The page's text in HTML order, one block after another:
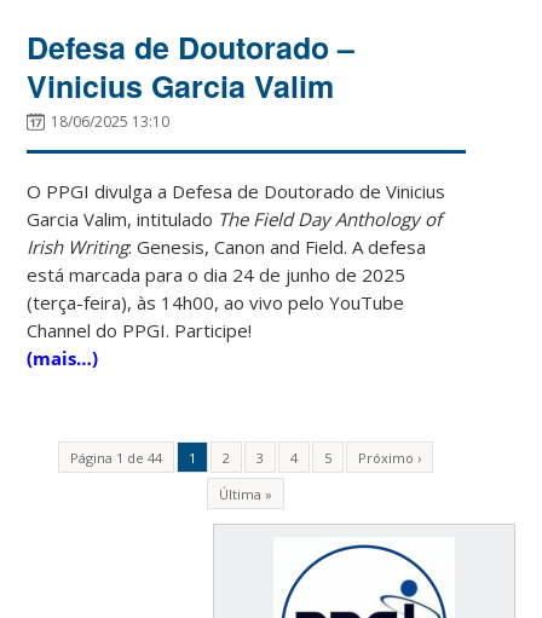
Defesa de Doutorado –
Vinicius Garcia Valim
18/06/2025 13:10
O PPGI divulga a Defesa de Doutorado de Vinicius
Garcia Valim, intitulado The Field Day Anthology of
Irish Writing: Genesis, Canon and Field. A defesa
está marcada para o dia 24 de junho de 2025
(terça-feira), às 14h00, ao vivo pelo YouTube
Channel do PPGI. Participe!
(mais…)
Página 1 de 44 1 2 3 4 5
Próximo ›
Última »